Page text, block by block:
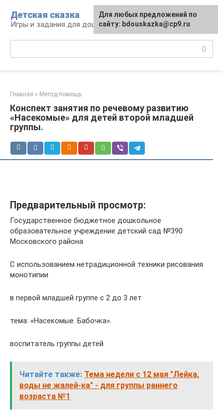
контенту
Детская сказка
Игры и задания для дошкольников
Главная » Метод-помощь
Конспект занятия по речевому развитию
«Насекомые» для детей второй младшей
группы.
Предварительный просмотр:
Государственное бюджетное дошкольное
образовательное учреждение детский сад №390
Московского района
С использованием нетрадиционной техники рисования
монотипии
в первой младшей группе с 2 до 3 лет
тема: «Насекомые. Бабочка».
воспитатель группы детей
Читайте также: Тема недели с 12 мая "Лейка,
воды не жалей-ка" - для группы раннего
возраста №1
Для любых предложений по
сайту: bdouskazka@cp9.ru